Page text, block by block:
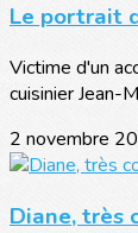
Le portrait
Victime d'un
cuisinier Jean-
2 novembre
Diane, très